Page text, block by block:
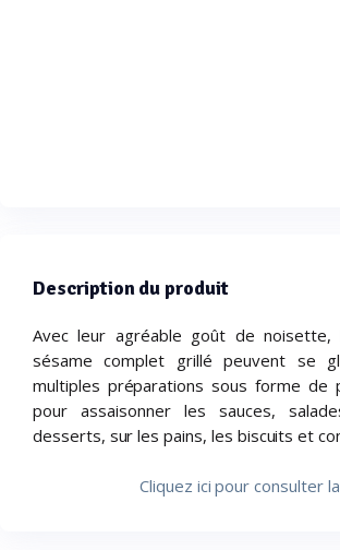
Description du produit
Avec leur agréable goût de noisette,
sésame complet grillé peuvent se
multiples préparations sous forme de
pour assaisonner les sauces,
desserts, sur les pains, les biscuits et
Cliquez ici pour consulter